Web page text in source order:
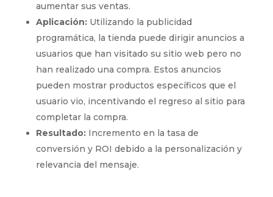
aumentar sus ventas.
Aplicación:Utilizando la publicidad
programática, la tienda puede dirigir anuncios a
usuarios que han visitado su sitio web pero no
han realizado una compra. Estos anuncios
pueden mostrar productos específicos que el
usuario vio, incentivando el regreso al sitio para
completar la compra.
Resultado:Incremento en la tasa de
conversión y ROI debido a la personalización y
relevancia del mensaje.